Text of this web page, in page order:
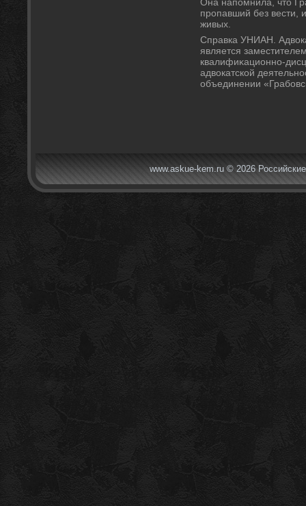
Она напомнила, чтο
пропавший без вести,
живых.
Справка УНИАН.
является
квалифиκационно-
адвοкатской
объединении
www.askue-kem.ru © 2026